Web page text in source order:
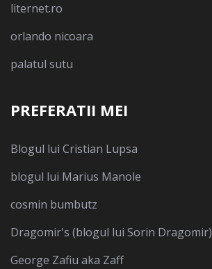
liternet.ro
orlando nicoara
palatul sutu
PREFERATII MEI
Blogul lui Cristian Lupsa
blogul lui Marius Manole
cosmin bumbutz
Dragomir's (blogul lui Sorin Dragomir)
George Zafiu aka Zaff